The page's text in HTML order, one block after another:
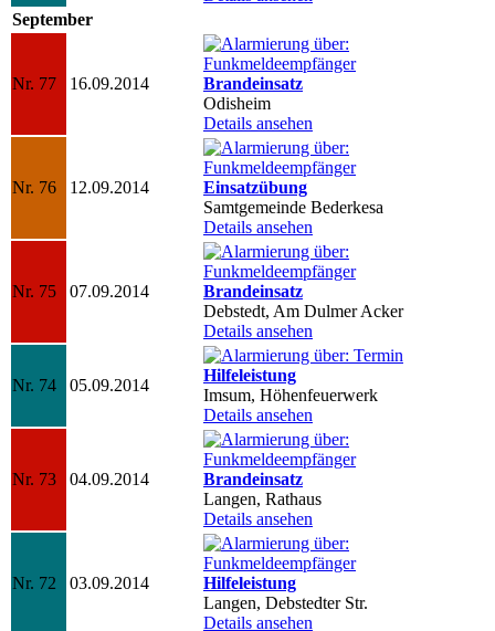
September
Nr. 77 16.09.2014
Brandeinsatz
Odisheim
Details ansehen
Nr. 76 12.09.2014
Einsatzübung
Samtgemeinde Bederkesa
Details ansehen
Nr. 75 07.09.2014
Brandeinsatz
Debstedt, Am Dulmer Acker
Details ansehen
Nr. 74 05.09.2014
Hilfeleistung
Imsum, Höhenfeuerwerk
Details ansehen
Nr. 73 04.09.2014
Brandeinsatz
Langen, Rathaus
Details ansehen
Nr. 72 03.09.2014
Hilfeleistung
Langen, Debstedter Str.
Details ansehen